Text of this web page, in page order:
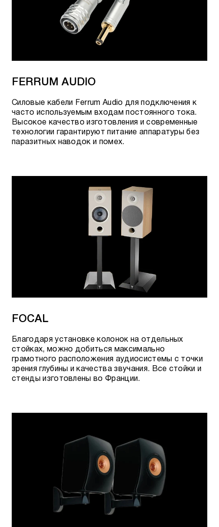
Forest 48 HDMI
Pearl 48 HDMI
ThunderBird 48 eARC Priority
Vodka 48 eARC Priority
Carbon Coax
Cinnamon Coax
Carbon USB-A-USB Micro
Diamond USB-A-USB Micro
Cinnamon USB-A-USB-B
Diamond USB-A-USB-B
Forest USB-A-USB-B
Pearl USB-A-USB-B
Forest USB-A-USB-C
Carbon USB-C-USB-B
Forest USB-C-USB-B
Forest RJ/E
FERRUM AUDIO
Cиловые кабели Ferrum Audio для подключения к
часто используемым входам постоянного тока.
Высокое качество изготовления и современные
технологии гарантируют питание аппаратуры без
паразитных наводок и помех.
FOCAL
Благодаря установке колонок на отдельных
стойках, можно добиться максимально
грамотного расположения аудиосистемы с точки
зрения глубины и качества звучания. Все стойки и
стенды изготовлены во Франции.